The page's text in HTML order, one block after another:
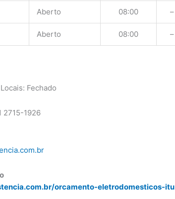
Aberto 08:00 –
Aberto 08:00 –
Fechado
2715-1926
orcamento-eletrodomesticos-itu